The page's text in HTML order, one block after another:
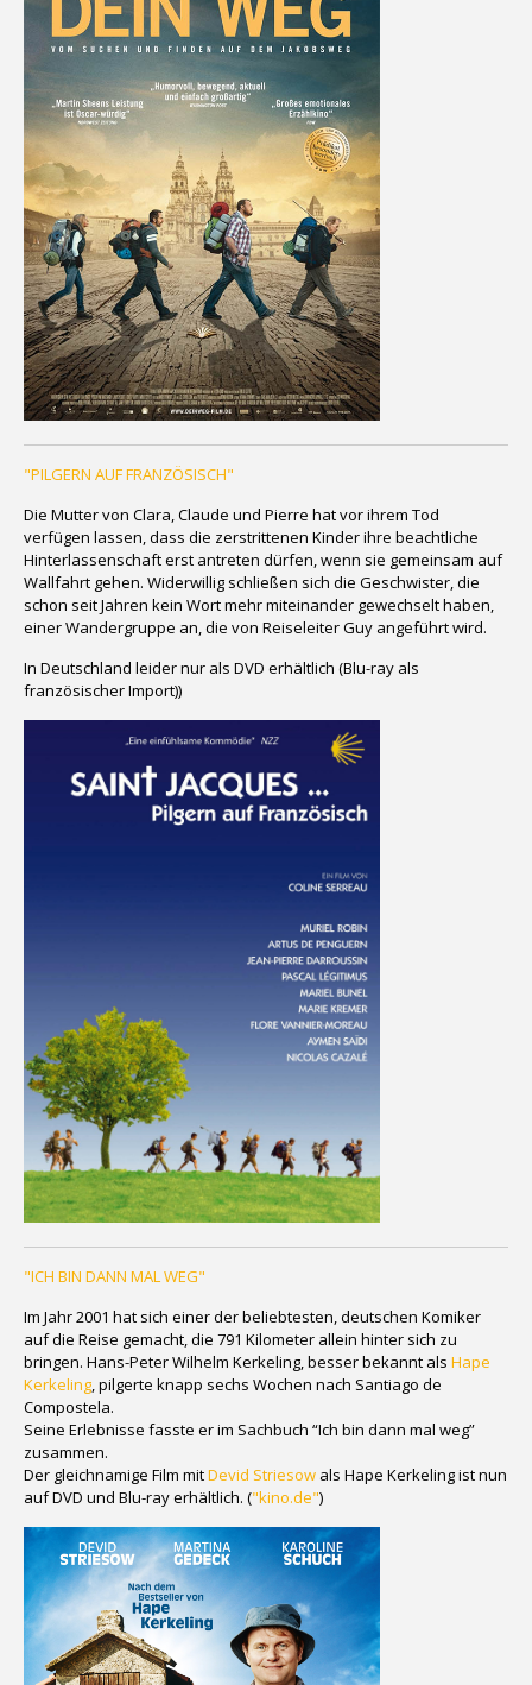
"PILGERN AUF FRANZÖSISCH"
Die Mutter von Clara, Claude und Pierre hat vor ihrem Tod
verfügen lassen, dass die zerstrittenen Kinder ihre beachtliche
Hinterlassenschaft erst antreten dürfen, wenn sie gemeinsam auf
Wallfahrt gehen. Widerwillig schließen sich die Geschwister, die
schon seit Jahren kein Wort mehr miteinander gewechselt haben,
einer Wandergruppe an, die von Reiseleiter Guy angeführt wird.
In Deutschland leider nur als DVD erhältlich (Blu-ray als
französischer Import))
"ICH BIN DANN MAL WEG"
Im Jahr 2001 hat sich einer der beliebtesten, deutschen Komiker
auf die Reise gemacht, die 791 Kilometer allein hinter sich zu
bringen. Hans-Peter Wilhelm Kerkeling, besser bekannt als Hape
Kerkeling, pilgerte knapp sechs Wochen nach Santiago de
Compostela.
Seine Erlebnisse fasste er im Sachbuch “Ich bin dann mal weg”
zusammen.
Der gleichnamige Film mitDevid Striesow als Hape Kerkeling ist nun
auf DVD und Blu-ray erhältlich. ("kino.de")